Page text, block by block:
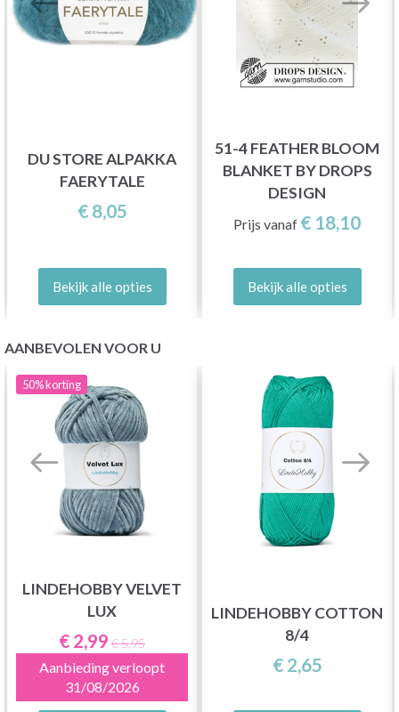
DU STORE ALPAKKA
FAERYTALE
€ 8,05
Bekijk alle opties
51-4 FEATHER BLOOM
BLANKET BY DROPS
DESIGN
Prijs vanaf € 18,10
Bekijk alle opties
AANBEVOLEN VOOR U
50%korting
LINDEHOBBY VELVET
LUX
€ 2,99 € 5,95
Aanbieding verloopt
31/08/2026
LINDEHOBBY COTTON
8/4
€ 2,65